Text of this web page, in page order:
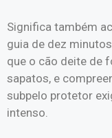
Significa também
guia de dez
que o cão deite de
sapatos, e
subpelo protetor
intenso.